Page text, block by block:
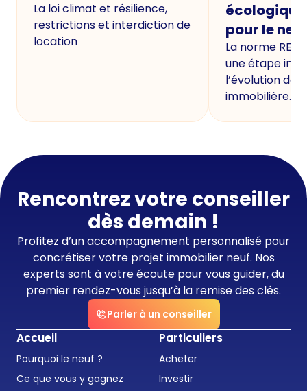
La loi climat et résilience,
restrictions et interdiction de
location
écologique
pour le
La norme
une étape
l’évolution de
immobilière.
Rencontrez votre conseiller
dès demain !
Profitez d’un accompagnement personnalisé pour
concrétiser votre projet immobilier neuf. Nos
experts sont à votre écoute pour vous guider, du
premier rendez-vous jusqu’à la remise des clés.
Parler à un conseiller
Accueil
Pourquoi le neuf ?
Ce que vous y gagnez
Particuliers
Acheter
Investir